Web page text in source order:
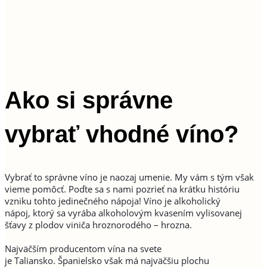
Ako si správne
vybrať vhodné víno?
Vybrať to správne víno je naozaj umenie. My vám s tým však
vieme pomôcť. Poďte sa s nami pozrieť na krátku históriu
vzniku tohto jedinečného nápoja! Víno je alkoholický
nápoj, ktorý sa vyrába alkoholovým kvasením vylisovanej
šťavy z plodov viniča hroznorodého – hrozna.
Najväčším producentom vína na svete
je Taliansko. Španielsko však má najväčšiu plochu